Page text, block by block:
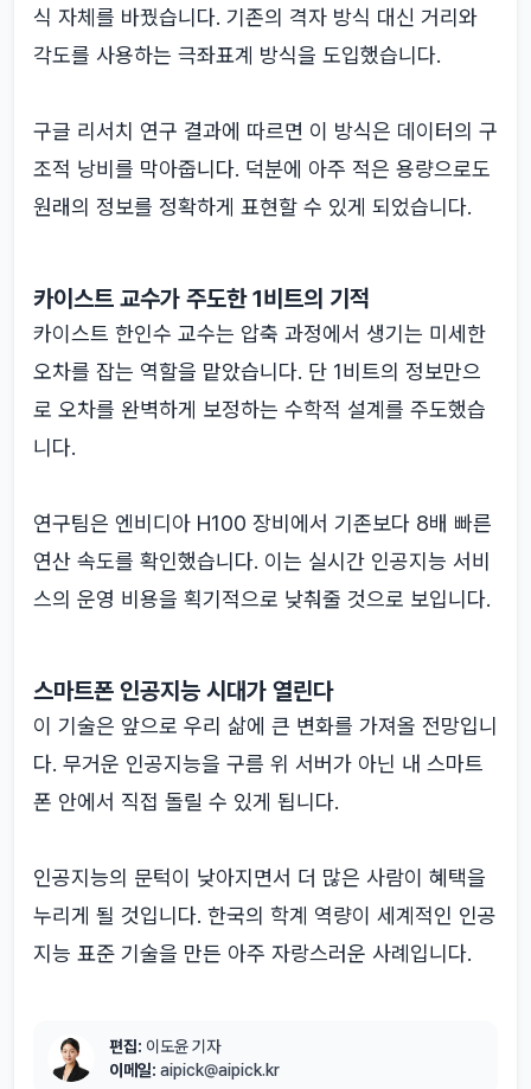
식 자체를 바꿨습니다. 기존의 격자 방식 대신 거리와
각도를 사용하는 극좌표계 방식을 도입했습니다.
구글 리서치 연구 결과에 따르면 이 방식은 데이터의 구
조적 낭비를 막아줍니다. 덕분에 아주 적은 용량으로도
원래의 정보를 정확하게 표현할 수 있게 되었습니다.
카이스트 교수가 주도한 1비트의 기적
카이스트 한인수 교수는 압축 과정에서 생기는 미세한
오차를 잡는 역할을 맡았습니다. 단 1비트의 정보만으
로 오차를 완벽하게 보정하는 수학적 설계를 주도했습
니다.
연구팀은 엔비디아 H100 장비에서 기존보다 8배 빠른
연산 속도를 확인했습니다. 이는 실시간 인공지능 서비
스의 운영 비용을 획기적으로 낮춰줄 것으로 보입니다.
스마트폰 인공지능 시대가 열린다
이 기술은 앞으로 우리 삶에 큰 변화를 가져올 전망입니
다. 무거운 인공지능을 구름 위 서버가 아닌 내 스마트
폰 안에서 직접 돌릴 수 있게 됩니다.
인공지능의 문턱이 낮아지면서 더 많은 사람이 혜택을
누리게 될 것입니다. 한국의 학계 역량이 세계적인 인공
지능 표준 기술을 만든 아주 자랑스러운 사례입니다.
편집: 이도윤 기자
이메일: aipick@aipick.kr